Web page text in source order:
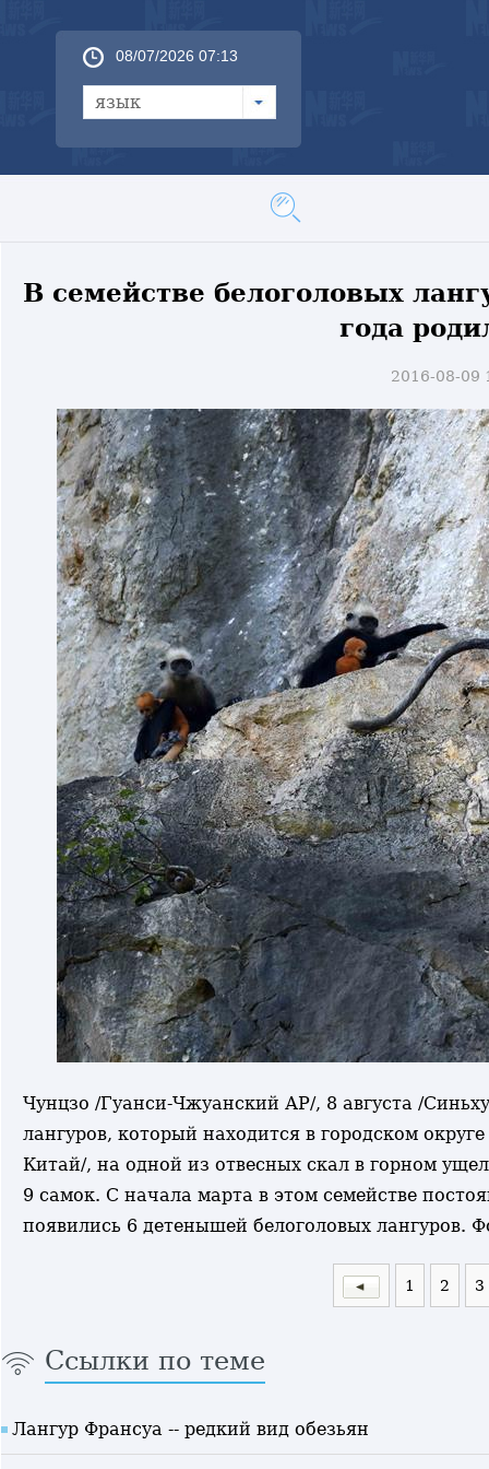
08/07/2026 07:13
язык
В семействе белоголовых
года
2016-08-09
Чунцзо /Гуанси-Чжуанский АР/, 8 августа /
лангуров, который находится в городском
Китай/, на одной из отвесных скал в горном
9 самок. С начала марта в этом семействе
появились 6 детенышей белоголовых лангуров.
1 2 3
Ссылки по теме
Лангур Франсуа -- редкий вид обезьян